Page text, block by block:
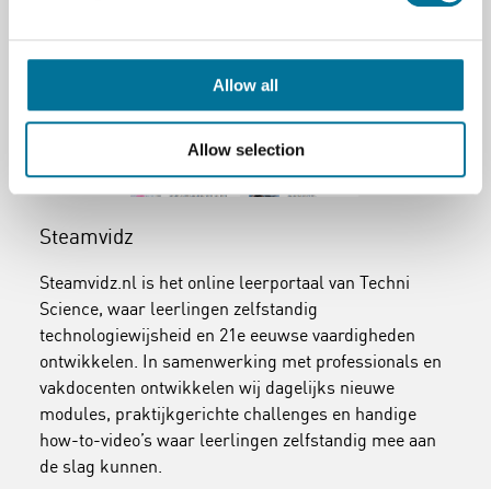
Allow all
Allow selection
Steamvidz
Steamvidz.nl is het online leerportaal van Techni
Science, waar leerlingen zelfstandig
technologiewijsheid en 21e eeuwse vaardigheden
ontwikkelen. In samenwerking met professionals en
vakdocenten ontwikkelen wij dagelijks nieuwe
modules, praktijkgerichte challenges en handige
how-to-video’s waar leerlingen zelfstandig mee aan
de slag kunnen.